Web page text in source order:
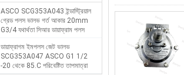
ASCO SCG353A043 ইন্ডাস্ট্রিয়াল
গ্রেড পলস ভালভ গর্ত আকার 20mm
G3/4 যথার্থতা সিআর ডায়াফ্রাম পলস
ডায়াফ্রাগম ইমপলস জেট ভালভ
SCG353A047 ASCO G1 1/2
-20 থেকে 85.C পরিবেষ্টিত তাপমাত্রা